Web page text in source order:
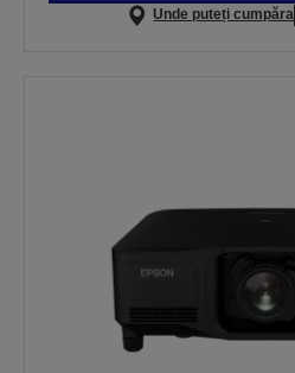
Unde puteți cumpăra